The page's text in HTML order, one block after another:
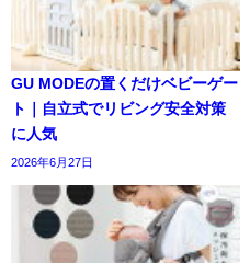
GU MODEの置くだけベビーゲー
ト｜自立式でリビング安全対策
に人気
2026年6月27日